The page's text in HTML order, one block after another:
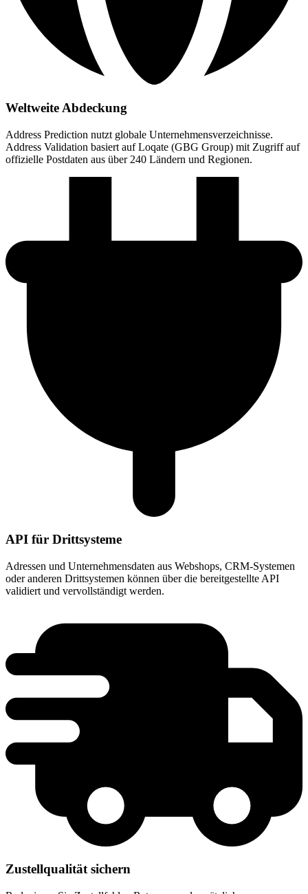
Weltweite Abdeckung
Address Prediction nutzt globale Unternehmensverzeichnisse.
Address Validation basiert auf Loqate (GBG Group) mit Zugriff auf
offizielle Postdaten aus über 240 Ländern und Regionen.
API für Drittsysteme
Adressen und Unternehmensdaten aus Webshops, CRM-Systemen
oder anderen Drittsystemen können über die bereitgestellte API
validiert und vervollständigt werden.
Zustellqualität sichern